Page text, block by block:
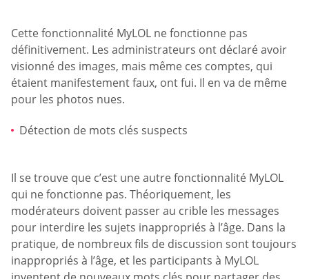
Cette fonctionnalité MyLOL ne fonctionne pas
définitivement. Les administrateurs ont déclaré avoir
visionné des images, mais même ces comptes, qui
étaient manifestement faux, ont fui. Il en va de même
pour les photos nues.
Détection de mots clés suspects
Il se trouve que c’est une autre fonctionnalité MyLOL
qui ne fonctionne pas. Théoriquement, les
modérateurs doivent passer au crible les messages
pour interdire les sujets inappropriés à l’âge. Dans la
pratique, de nombreux fils de discussion sont toujours
inappropriés à l’âge, et les participants à MyLOL